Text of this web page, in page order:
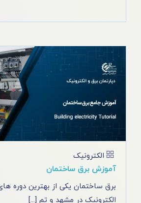
الکترونیک
آموزش برق ساختمان
برق ساختمان یکی از بهترین دوره
الکترونیک در مشهد و تم [...]